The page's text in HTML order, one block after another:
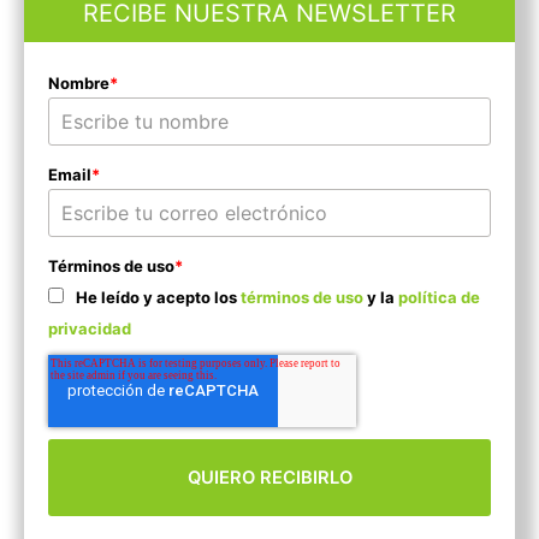
RECIBE NUESTRA NEWSLETTER
Nombre*
Email*
Términos de uso*
He leído y acepto lostérminos de usoy la política de
privacidad